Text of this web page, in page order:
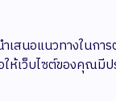
เสนอแนวทางในกา
ห้เว็บไซต์ของคุณมี